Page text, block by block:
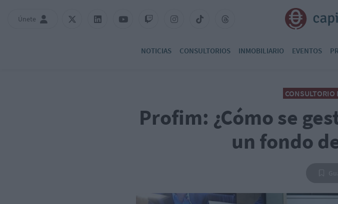
Únete
NOTICIAS CONSULTORIOS INMOBILIARIO EVENTOS
Profim: ¿Cómo se
un fondo